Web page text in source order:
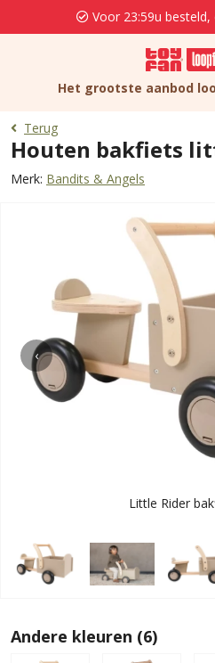
Voor 23:59u besteld,
Het grootste aanbod
Terug
Houten bakfiets
Merk: Bandits & Angels
‹
Little Rider
Andere kleuren (6)